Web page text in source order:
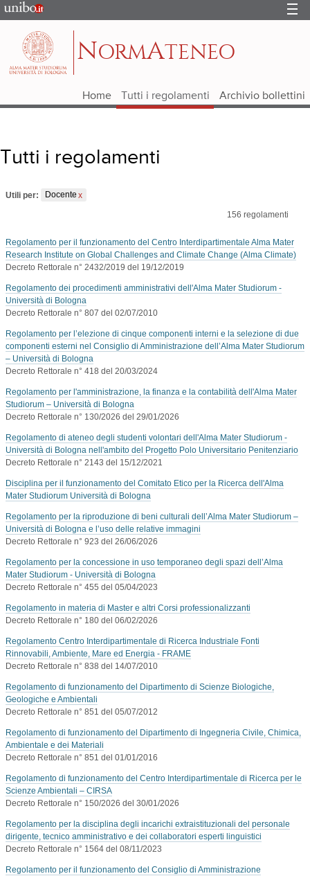
Portale
d'Ateneo
NORMATENEO
Home Tutti i regolamenti Archivio bollettini
Tutti i regolamenti
Utili per:
Docente
156 regolamenti
Regolamento per il funzionamento del Centro Interdipartimentale Alma Mater
Research Institute on Global Challenges and Climate Change (Alma Climate)
Decreto Rettorale n° 2432/2019 del 19/12/2019
Regolamento dei procedimenti amministrativi dell'Alma Mater Studiorum -
Università di Bologna
Decreto Rettorale n° 807 del 02/07/2010
Regolamento per l’elezione di cinque componenti interni e la selezione di due
componenti esterni nel Consiglio di Amministrazione dell’Alma Mater Studiorum
– Università di Bologna
Decreto Rettorale n° 418 del 20/03/2024
Regolamento per l'amministrazione, la finanza e la contabilità dell'Alma Mater
Studiorum – Università di Bologna
Decreto Rettorale n° 130/2026 del 29/01/2026
Regolamento di ateneo degli studenti volontari dell'Alma Mater Studiorum -
Università di Bologna nell'ambito del Progetto Polo Universitario Penitenziario
Decreto Rettorale n° 2143 del 15/12/2021
Disciplina per il funzionamento del Comitato Etico per la Ricerca dell'Alma
Mater Studiorum Università di Bologna
Regolamento per la riproduzione di beni culturali dell’Alma Mater Studiorum –
Università di Bologna e l’uso delle relative immagini
Decreto Rettorale n° 923 del 26/06/2026
Regolamento per la concessione in uso temporaneo degli spazi dell’Alma
Mater Studiorum - Università di Bologna
Decreto Rettorale n° 455 del 05/04/2023
Regolamento in materia di Master e altri Corsi professionalizzanti
Decreto Rettorale n° 180 del 06/02/2026
Regolamento Centro Interdipartimentale di Ricerca Industriale Fonti
Rinnovabili, Ambiente, Mare ed Energia - FRAME
Decreto Rettorale n° 838 del 14/07/2010
Regolamento di funzionamento del Dipartimento di Scienze Biologiche,
Geologiche e Ambientali
Decreto Rettorale n° 851 del 05/07/2012
Regolamento di funzionamento del Dipartimento di Ingegneria Civile, Chimica,
Ambientale e dei Materiali
Decreto Rettorale n° 851 del 01/01/2016
Regolamento di funzionamento del Centro Interdipartimentale di Ricerca per le
Scienze Ambientali – CIRSA
Decreto Rettorale n° 150/2026 del 30/01/2026
Regolamento per la disciplina degli incarichi extraistituzionali del personale
dirigente, tecnico amministrativo e dei collaboratori esperti linguistici
Decreto Rettorale n° 1564 del 08/11/2023
Regolamento per il funzionamento del Consiglio di Amministrazione